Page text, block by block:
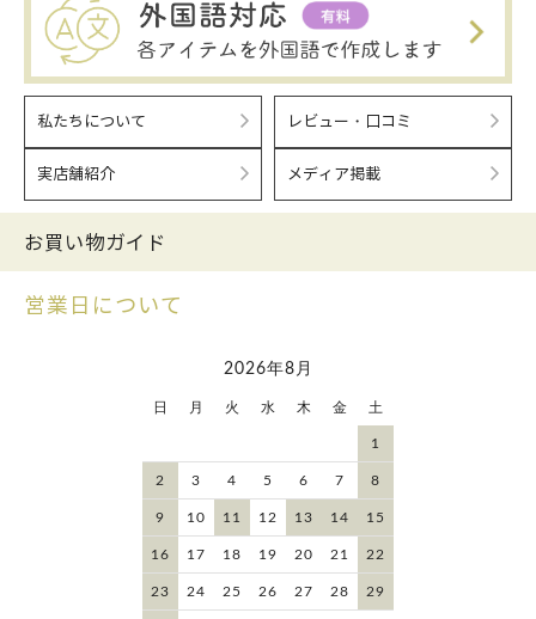
私たちについて レビュー・口コミ
実店舗紹介 メディア掲載
お買い物ガイド
営業日について
2026年8月
日 月 火 水 木 金 土
1
2 3 4 5 6 7 8
9 10 11 12 13 14 15
16 17 18 19 20 21 22
23 24 25 26 27 28 29